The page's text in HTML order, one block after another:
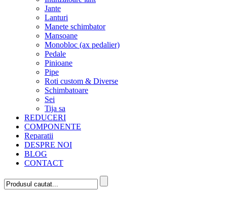
Jante
Lanturi
Manete schimbator
Mansoane
Monobloc (ax pedalier)
Pedale
Pinioane
Pipe
Roti custom & Diverse
Schimbatoare
Sei
Tija sa
REDUCERI
COMPONENTE
Reparatii
DESPRE NOI
BLOG
CONTACT